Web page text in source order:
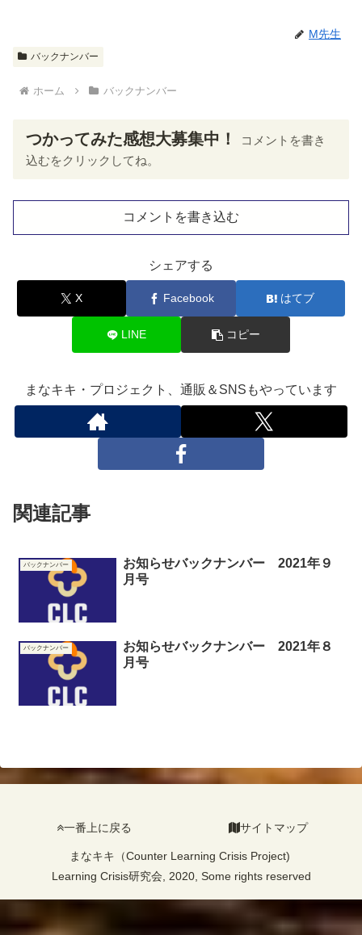
M先生
バックナンバー
ホーム バックナンバー
つかってみた感想大募集中！
コメントを書き
込むをクリックしてね。
コメントを書き込む
シェアする
X Facebook はてブ
LINE コピー
まなキキ・プロジェクト、通販＆SNSもやっています
関連記事
バックナンバー
お知らせバックナンバー 2021年９
月号
バックナンバー
お知らせバックナンバー 2021年８
月号
一番上に戻る サイトマップ
まなキキ（Counter Learning Crisis Project)
Learning Crisis研究会, 2020, Some rights reserved